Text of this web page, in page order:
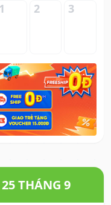
1 2 3
THÁNG 9